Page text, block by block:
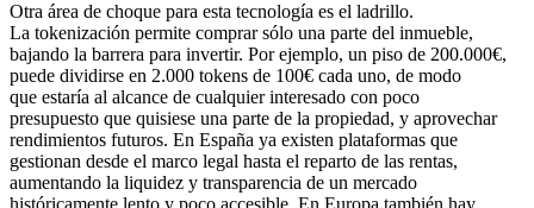
Otra área de choque para esta tecnología es el ladrillo.
La tokenización permite comprar sólo una parte del inmueble,
bajando la barrera para invertir. Por ejemplo, un piso de 200.000€,
puede dividirse en 2.000 tokens de 100€ cada uno, de modo
que estaría al alcance de cualquier interesado con poco
presupuesto que quisiese una parte de la propiedad, y aprovechar
rendimientos futuros. En España ya existen plataformas que
gestionan desde el marco legal hasta el reparto de las rentas,
aumentando la liquidez y transparencia de un mercado